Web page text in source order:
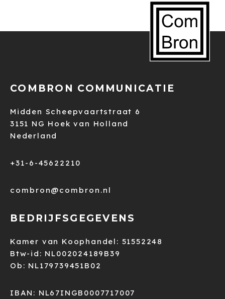
COMBRON COMMUNICATIE
Midden Scheepvaartstraat 6
3151 NG Hoek van Holland
Nederland
+31-6-45622210
combron@combron.nl
BEDRIJFSGEGEVENS
Kamer van Koophandel: 51552248
Btw-id: NL002024189B39
Ob: NL179739451B02
IBAN: NL67INGB0007717007